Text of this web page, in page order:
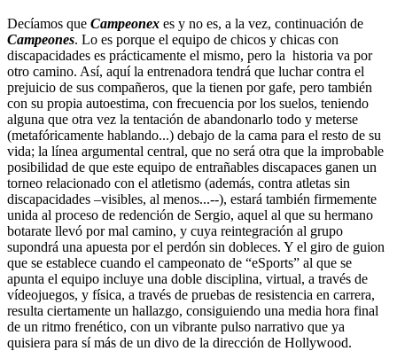
Decíamos que Campeonex es y no es, a la vez, continuación de
Campeones. Lo es porque el equipo de chicos y chicas con
discapacidades es prácticamente el mismo, pero la historia va por
otro camino. Así, aquí la entrenadora tendrá que luchar contra el
prejuicio de sus compañeros, que la tienen por gafe, pero también
con su propia autoestima, con frecuencia por los suelos, teniendo
alguna que otra vez la tentación de abandonarlo todo y meterse
(metafóricamente hablando...) debajo de la cama para el resto de su
vida; la línea argumental central, que no será otra que la improbable
posibilidad de que este equipo de entrañables discapaces ganen un
torneo relacionado con el atletismo (además, contra atletas sin
discapacidades –visibles, al menos...--), estará también firmemente
unida al proceso de redención de Sergio, aquel al que su hermano
botarate llevó por mal camino, y cuya reintegración al grupo
supondrá una apuesta por el perdón sin dobleces. Y el giro de guion
que se establece cuando el campeonato de “eSports” al que se
apunta el equipo incluye una doble disciplina, virtual, a través de
vídeojuegos, y física, a través de pruebas de resistencia en carrera,
resulta ciertamente un hallazgo, consiguiendo una media hora final
de un ritmo frenético, con un vibrante pulso narrativo que ya
quisiera para sí más de un divo de la dirección de Hollywood.